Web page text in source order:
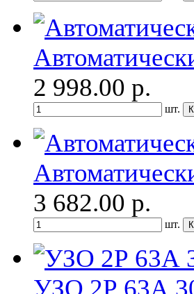
2 998.00 р.
шт.
3 682.00 р.
шт.
УЗО 2Р 63А